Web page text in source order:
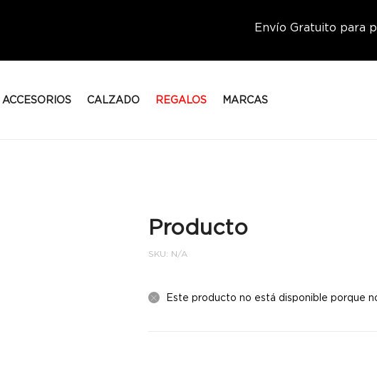
Envío Gratuito para
ACCESORIOS CALZADO REGALOS MARCAS
Producto
SKU: N/A
Este producto no está disponible porque